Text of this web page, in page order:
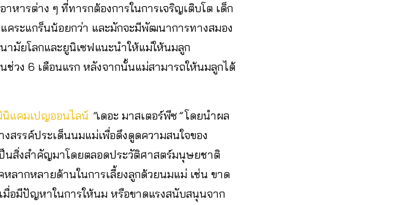
ารต่าง ๆ ที่ทารกต้องการในการเจริญเติบโต เด็ก
ระแกร็นน้อยกว่า และมักจะมีพัฒนาการทางสมอง
ามัยโลกและยูนิเซฟแนะนำให้แม่ให้นมลูก
ช่วง 6 เดือนแรก หลังจากนั้นแม่สามารถให้นมลูกได้
แคมเปญออนไลน์ “เดอะ มาสเตอร์พีซ”โดยนำผล
สรรค์ประเด็นนมแม่เพื่อดึงดูดความสนใจของ
นสิ่งสำคัญมาโดยตลอดประวัติศาสตร์มนุษยชาติ
ลากหลายด้านในการเลี้ยงลูกด้วยนมแม่ เช่น ขาด
อมีปัญหาในการให้นม หรือขาดแรงสนับสนุนจาก